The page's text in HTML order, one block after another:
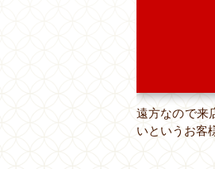
遠方なので来
いというお客